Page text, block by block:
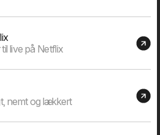
det rigtige projekt.
live på Netflix
nemt og lækkert